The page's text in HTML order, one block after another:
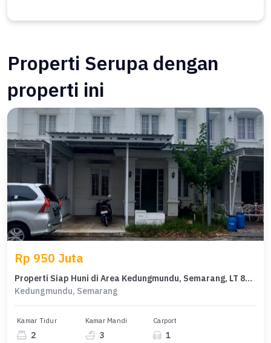
Properti Serupa dengan
properti ini
Rp 950 Juta
Properti Siap Huni di Area Kedungmundu, Semarang, LT 84m²
Kedungmundu, Semarang
Kamar Tidur
2
Kamar Mandi
3
Carport
1